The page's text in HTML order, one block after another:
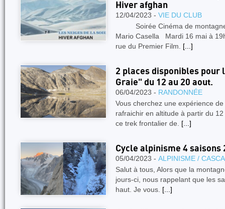
Hiver afghan
12/04/2023 - VIE DU CLUB
Soirée Cinéma de montagne
Mario Casella Mardi 16 mai à
rue du Premier Film. [...]
2 places disponibles pour
Graie" du 12 au 20 aout.
06/04/2023 - RANDONNÉE
Vous cherchez une expérience
rafraichir en altitude à partir du
ce trek frontalier de. [...]
Cycle alpinisme 4 saisons
05/04/2023 - ALPINISME /
Salut à tous, Alors que la
jours-ci, nous rappelant que les
haut. Je vous. [...]